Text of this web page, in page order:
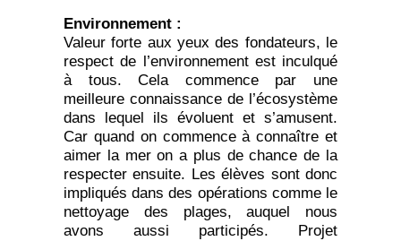
Environnement :
Valeur forte aux yeux des fondateurs, le
respect de l’environnement est inculqué
à tous. Cela commence par une
meilleure connaissance de l’écosystème
dans lequel ils évoluent et s’amusent.
Car quand on commence à connaître et
aimer la mer on a plus de chance de la
respecter ensuite. Les élèves sont donc
impliqués dans des opérations comme le
nettoyage des plages, auquel nous
avons aussi participés. Projet